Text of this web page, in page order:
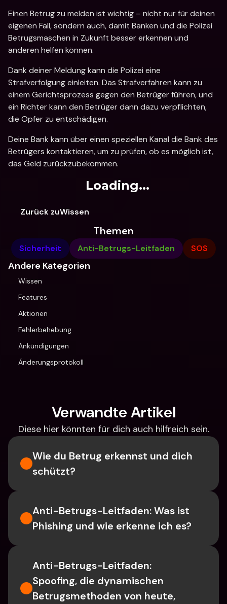
Einen Betrug zu melden ist wichtig – nicht nur für deinen
eigenen Fall, sondern auch, damit Banken und die Polizei
Betrugsmaschen in Zukunft besser erkennen und
anderen helfen können.
Dank deiner Meldung kann die Polizei eine
Strafverfolgung einleiten. Das Strafverfahren kann zu
einem Gerichtsprozess gegen den Betrüger führen, und
ein Richter kann den Betrüger dann dazu verpflichten,
die Opfer zu entschädigen.
Deine Bank kann über einen speziellen Kanal die Bank des
Betrügers kontaktieren, um zu prüfen, ob es möglich ist,
das Geld zurückzubekommen.
Loading...
Zurück zuWissen
Themen
Sicherheit Anti-Betrugs-Leitfaden SOS
Andere Kategorien
Wissen
Features
Aktionen
Fehlerbehebung
Ankündigungen
Änderungsprotokoll
Verwandte Artikel
Diese hier könnten für dich auch hilfreich sein.
Wie du Betrug erkennst und dich
schützt?
Anti-Betrugs-Leitfaden: Was ist
Phishing und wie erkenne ich es?
Anti-Betrugs-Leitfaden:
Spoofing, die dynamischen
Betrugsmethoden von heute,